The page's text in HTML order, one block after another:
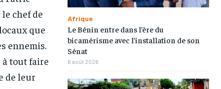
TOGOREGARD
LOMEBOUGEINFO
NOUVELLE D’AFRIQUE
LEDEFENSEURINFO
228FOOT
TOGOREGARD
LOMEBOUGEINFO
NOUVELLE D’AFRIQUE
LEDEFENSEURINFO
228FOOT
TOGOREGARD
LOMEBOUGEINFO
NOUVELLE D’AFRIQUE
LEDEFENSEURINFO
228FOOT
TOGOREGARD
LOMEBOUGEINFO
NOUVELLE D’AFRIQUE
LEDEFENSEURINFO
228FOOT
le chef de
que
ennemis.
à tout faire
de leur
Afrique
Le Bénin entre dans l’ère du
bicamérisme avec l’installation de son
Sénat
6 août 2026